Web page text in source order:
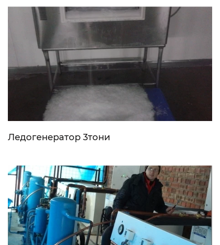
Ледогенератор 3тони